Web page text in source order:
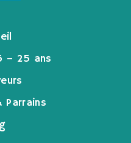
– 25 ans
Parrains